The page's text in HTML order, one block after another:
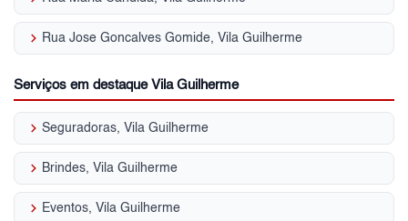
keyboard_arrow_right Rua Jose Goncalves Gomide, Vila Guilherme
Serviços em destaque Vila Guilherme
keyboard_arrow_right Seguradoras, Vila Guilherme
keyboard_arrow_right Brindes, Vila Guilherme
keyboard_arrow_right Eventos, Vila Guilherme